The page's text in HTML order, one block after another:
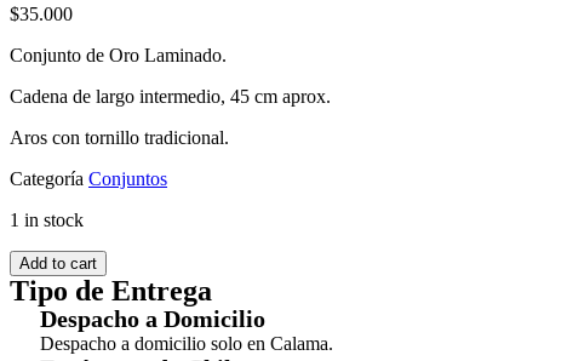
$35.000
Conjunto de Oro Laminado.
Cadena de largo intermedio, 45 cm aprox.
Aros con tornillo tradicional.
Categoría Conjuntos
1 in stock
Add to cart
Tipo de Entrega
Despacho a Domicilio
Despacho a domicilio solo en Calama.